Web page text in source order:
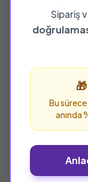
Sipariş
Bu
anında
YAYINEVI
Beyaz
Beyaz
sayfada